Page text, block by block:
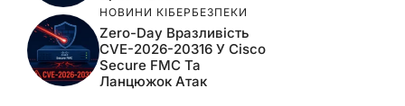
НОВИНИ КІБЕРБЕЗПЕКИ
Zero-Day Вразливість
CVE-2026-20316 У Cisco
Secure FMC Та
Ланцюжок Атак